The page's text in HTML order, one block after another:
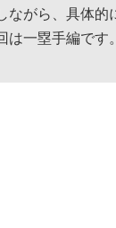
ながら、具体的
は一塁手編です